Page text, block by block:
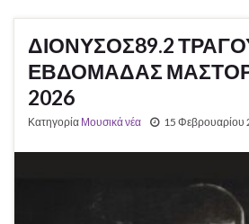
ΔΙΟΝΥΣΟΣ89.2
ΕΒΔΟΜΑΔΑΣ
2026
Κατηγορία Μουσικά νέα 15 Φεβρουαρίου